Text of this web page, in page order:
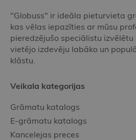
"Globuss" ir ideāla pieturvieta
kas vēlas iepazīties ar mūsu
pieredzējušo speciālistu
vietējo izdevēju labāko un
klāstu.
Veikala kategorijas
Grāmatu katalogs
E-grāmatu katalogs
Kancelejas preces